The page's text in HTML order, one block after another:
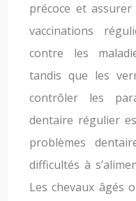
précoce et
vaccinations
contre les
tandis que les
contrôler les
dentaire régulier
problèmes
difficultés à
Les chevaux âgés